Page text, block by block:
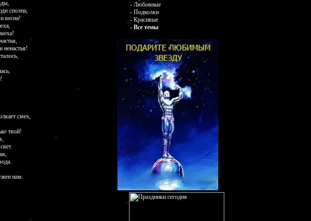
сполна,
весна!
ненастья!
смех,
твой!
нам.
- Любовные
- Подколки
- Красивые
- Все темы